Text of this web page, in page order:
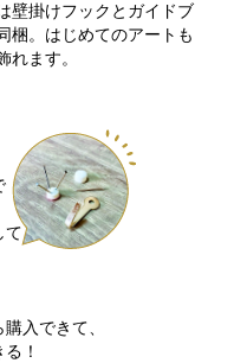
壁掛けフックとガイドブ
梱。はじめてのアートも
れます。
て
入できて、
！